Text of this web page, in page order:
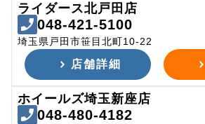
ライダース北戸田店
048-421-5100
埼玉県戸田市笹目北町10-22
店舗詳細
ホイールズ埼玉新座店
048-480-4182